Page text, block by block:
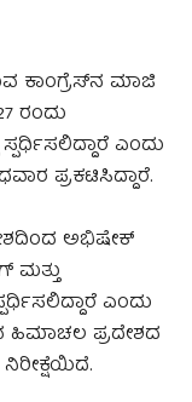
ಕಾಂಗ್ರೆಸ್‌ನ ಮಾಜಿ
ರಂದು
ಎಂದು
ಪ್ರಕಟಿಸಿದ್ದಾರೆ.
ಅಭಿಷೇಕ್
ಮತ್ತು
ಎಂದು
ಹಿಮಾಚಲ ಪ್ರದೇಶದ
ನಿರೀಕ್ಷೆಯಿದೆ.